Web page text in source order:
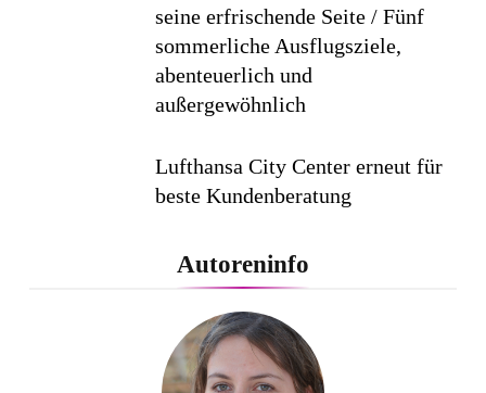
seine erfrischende Seite / Fünf
sommerliche Ausflugsziele,
abenteuerlich und
außergewöhnlich
Lufthansa City Center erneut für
beste Kundenberatung
Studie sieht LCC zum siebten
Mal in Folge vorn
Cool down am Hintertuxer
Gletscher
Autoreninfo